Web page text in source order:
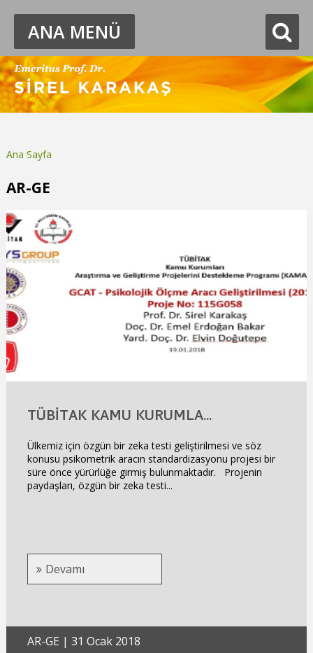
ANA MENÜ
Ana Sayfa
AR-GE
TÜBİTAK KAMU KURUMLA...
Ülkemiz için özgün bir zeka testi geliştirilmesi ve söz
konusu psikometrik aracın standardizasyonu projesi bir
süre önce yürürlüğe girmiş bulunmaktadır. Projenin
paydaşları, özgün bir zeka testi...
Devamı
AR-GE | 31 Ocak 2018